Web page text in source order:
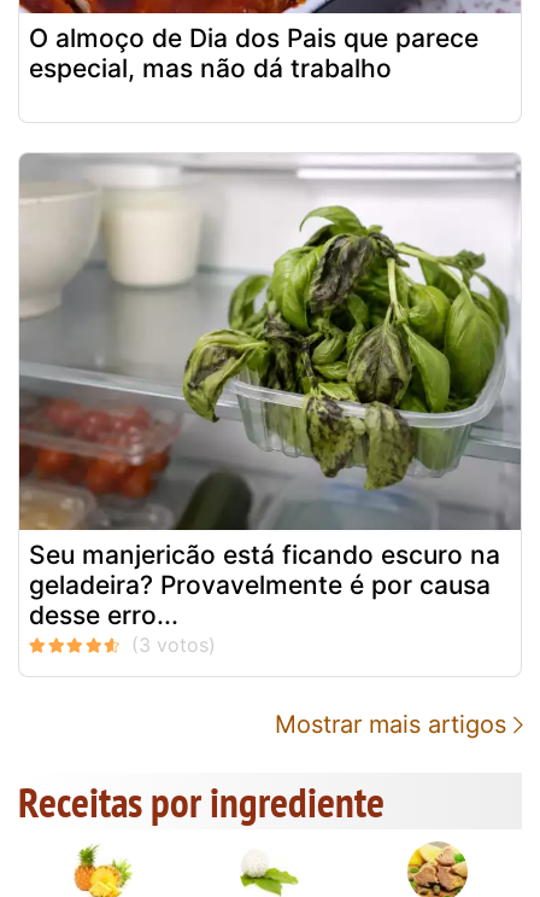
O almoço de Dia dos Pais que parece
especial, mas não dá trabalho
Seu manjericão está ficando escuro na
geladeira? Provavelmente é por causa
desse erro...
Mostrar mais artigos
Receitas por ingrediente